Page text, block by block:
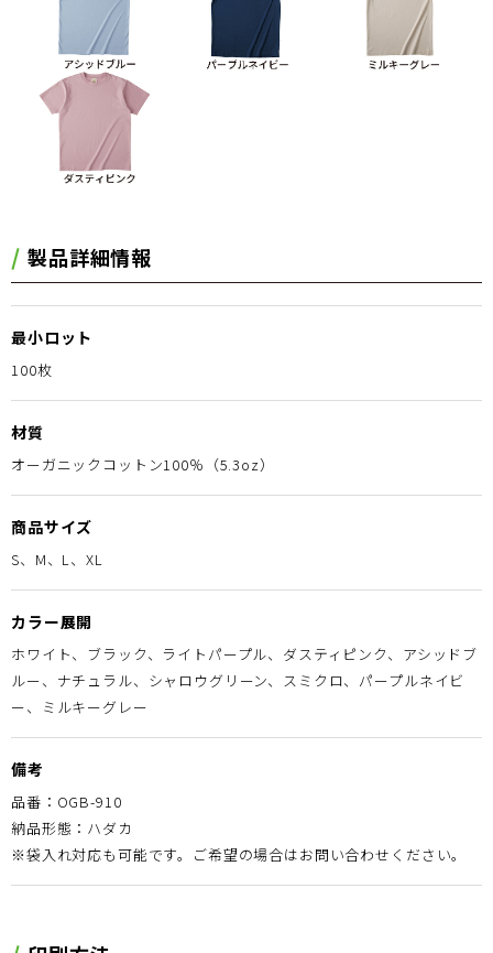
製品詳細情報
最小ロット
100枚
材質
オーガニックコットン100％（5.3oz）
商品サイズ
S、M、L、XL
カラー展開
ホワイト、ブラック、ライトパープル、ダスティピンク、アシッドブ
ルー、ナチュラル、シャロウグリーン、スミクロ、パープルネイビ
ー、ミルキーグレー
備考
品番：OGB-910
納品形態：ハダカ
※袋入れ対応も可能です。ご希望の場合はお問い合わせください。